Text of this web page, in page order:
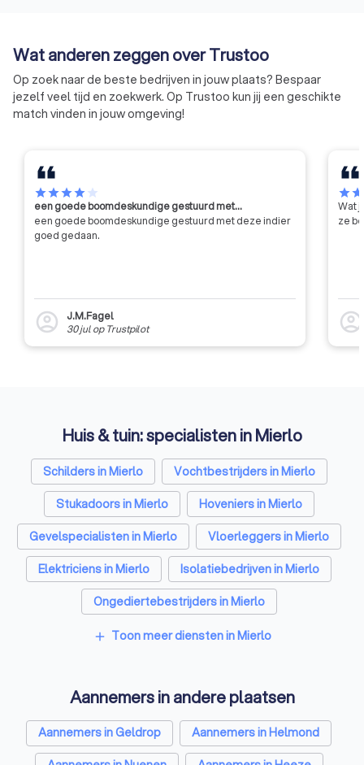
voorbereid aan je project start.
vernieuwing van de
leefomgeving.
Wat anderen zeggen over Trustoo
Op zoek naar de beste bedrijven in jouw plaats? Bespaar
jezelf veel tijd en zoekwerk. Op Trustoo kun jij een geschikte
match vinden in jouw omgeving!
starstarstarstarstar
een goede boomdeskundige gestuurd met…
een goede boomdeskundige gestuurd met deze indier
goed gedaan.
account_circle
J.M.Fagel
30 julop Trustpilot
starstar
Wat
ze
account_circle
Huis & tuin: specialisten in Mierlo
Schilders in Mierlo
Vochtbestrijders in Mierlo
Stukadoors in Mierlo
Hoveniers in Mierlo
Gevelspecialisten in Mierlo
Vloerleggers in Mierlo
Elektriciens in Mierlo
Isolatiebedrijven in Mierlo
Ongediertebestrijders in Mierlo
Architecten in Mierlo
Badkamer installateurs in Mierlo
Traprenovatie bedrijven in Mierlo
add Toon meer diensten in Mierlo
Aannemers in andere plaatsen
Aannemers in Geldrop
Aannemers in Helmond